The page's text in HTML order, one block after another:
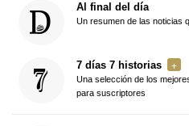
Al final del día
Un resumen de las noticias
7 días 7 historias
Una selección de los
para suscriptores